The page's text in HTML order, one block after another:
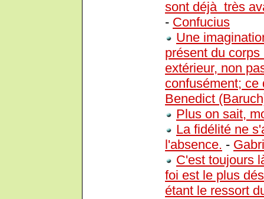
sont déjà très
- Confucius
Une
présent du
extérieur, non
confusément; ce
Benedict
Plus on sait,
La fidélité ne
l'absence. -
C'est toujours
foi est le plus
étant le ressort